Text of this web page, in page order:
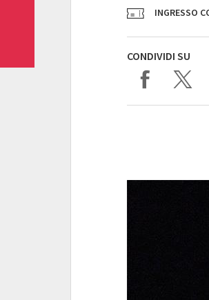
INGRESSO
CONDIVIDI SU